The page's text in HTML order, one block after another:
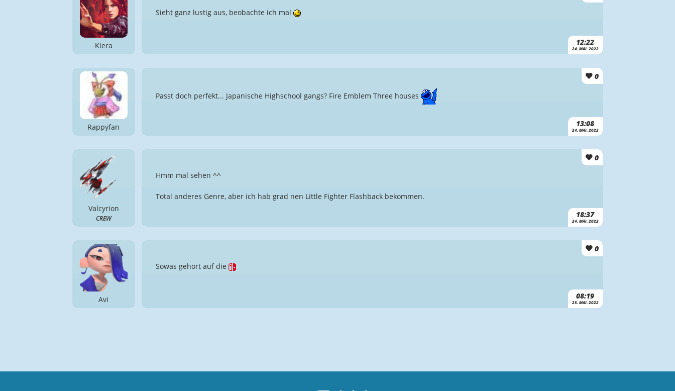
Kiera 12:22
24. MAI. 2022
Sieht ganz lustig aus, beobachte ich mal
Rappyfan
0
13:08
24. MAI. 2022
Passt doch perfekt... Japanische Highschool gangs? Fire Emblem Three houses
Valcyrion
CREW
0
18:37
24. MAI. 2022
Hmm mal sehen ^^
Total anderes Genre, aber ich hab grad nen Little Fighter Flashback bekommen.
Avi
0
08:19
25. MAI. 2022
Sowas gehört auf die